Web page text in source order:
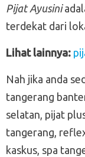
Pijat Ayusini
terdekat dari
Lihat lainnya:
Nah jika anda
tangerang
selatan, pijat
tangerang,
kaskus, spa